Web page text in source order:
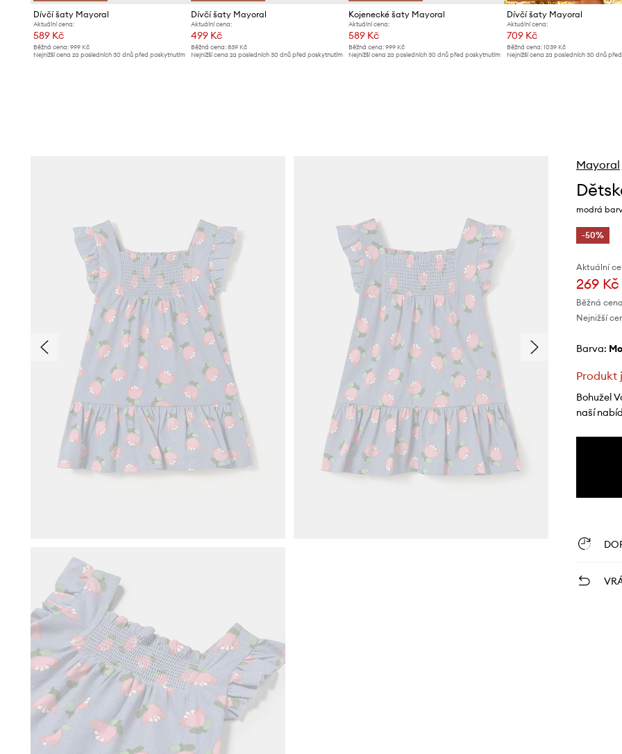
Dívčí šaty Mayoral
Aktuální cena:
589 Kč
Běžná cena: 999 Kč
Nejnižší cena za posledních 30 dnů před poskytnutím
Dívčí šaty Mayoral
Aktuální cena:
499 Kč
Běžná cena:839 Kč
Nejnižší cena za posledních 30 dnů před poskytnutím
Kojenecké šaty Mayoral
Aktuální cena:
589 Kč
Běžná cena: 999 Kč
Nejnižší cena za posledních 30 dnů před poskytnutím
Dívčí šaty Mayoral
Aktuální cena:
709 Kč
Běžná cena: 1039 Kč
Nejnižší cena za posledních 30 dnů
Mayoral
modrá
-50%
Aktuální
269 Kč
Běžná
Nejnižší
Barva:
Produkt
Bohužel
naší